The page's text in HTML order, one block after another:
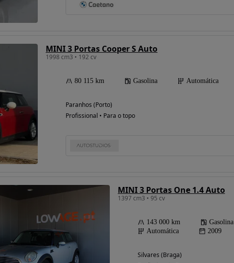
MINI 3 Portas Cooper S Auto
1998 cm3 • 192 cv
80 115 km Gasolina Automática
Paranhos (Porto)
Profissional • Para o topo
MINI 3 Portas One 1.4 Auto
1397 cm3 • 95 cv
143 000 km
Gasolina
Automática
2009
Silvares (Braga)